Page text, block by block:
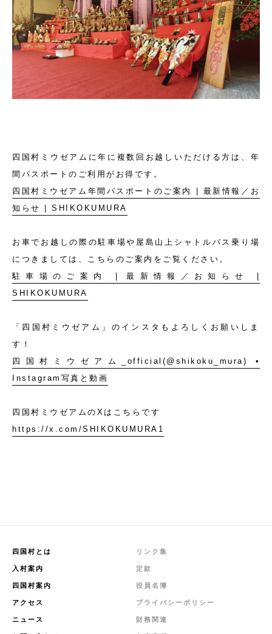
四国村ミウゼアムに年に複数回お越しいただける方は、年
間パスポートのご利用がお得です。
四国村ミウゼアム年間パスポートのご案内 | 最新情報／お
知らせ | SHIKOKUMURA
お車でお越しの際の駐車場や屋島山上シャトルバス乗り場
につきましては、こちらのご案内をご覧ください。
駐車場のご案内 | 最新情報／お知らせ |
SHIKOKUMURA
「四国村ミウゼアム」のインスタもよろしくお願いしま
す！
四国村ミウゼアム_official(@shikoku_mura) •
Instagram写真と動画
四国村ミウゼアムのXはこちらです
https://x.com/SHIKOKUMURA1
四国村とは
入村案内
四国村案内
アクセス
ニュース
リンク集
定款
役員名簿
プライバシーポリシー
財務関連